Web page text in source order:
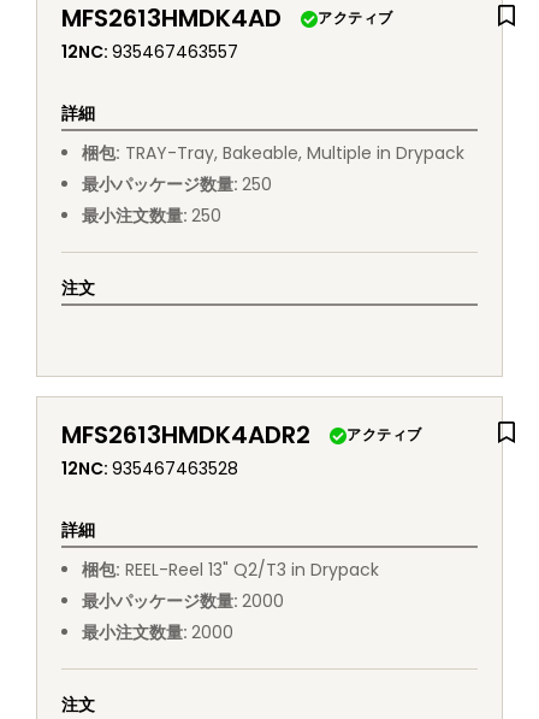
MFS2613HMDK4AD アクティブ
12NC: 935467463557
詳細
梱包: TRAY-Tray, Bakeable, Multiple in Drypack
最小パッケージ数量: 250
最小注文数量: 250
注文
MFS2613HMDK4ADR2 アクティブ
12NC: 935467463528
詳細
梱包: REEL-Reel 13" Q2/T3 in Drypack
最小パッケージ数量: 2000
最小注文数量: 2000
注文